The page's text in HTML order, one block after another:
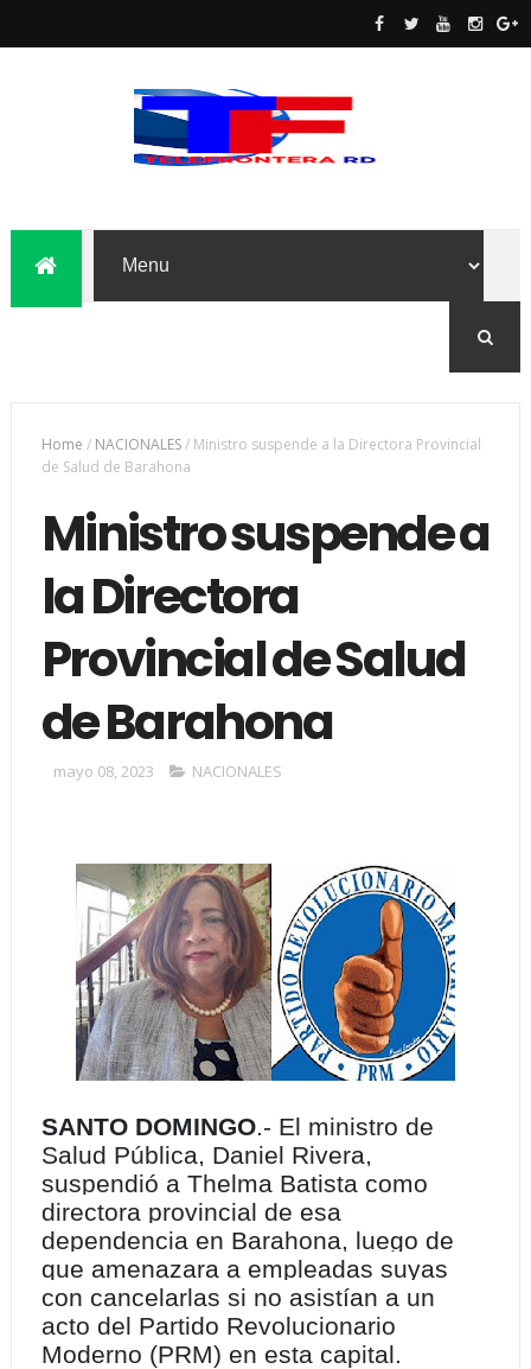
Home / NACIONALES/ Ministro suspende a la Directora Provincial
de Salud de Barahona
Ministro suspende a
la Directora
Provincial de Salud
de Barahona
mayo 08, 2023 NACIONALES
SANTO DOMINGO.- El ministro de
Salud Pública, Daniel Rivera,
suspendió a Thelma Batista como
directora provincial de esa
dependencia en Barahona, luego de
que amenazara a empleadas suyas
con cancelarlas si no asistían a un
acto del Partido Revolucionario
Moderno (PRM) en esta capital.